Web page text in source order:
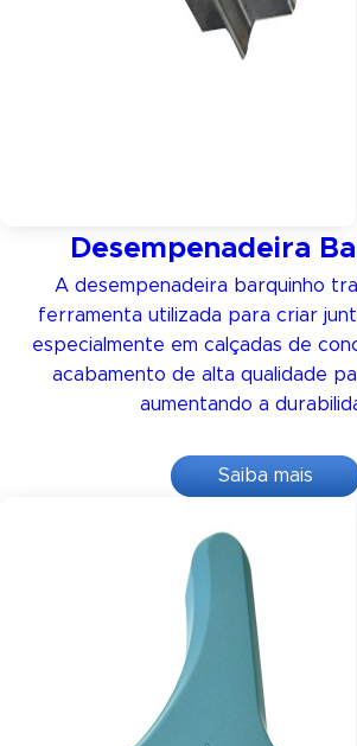
Desempenadeira
A desempenadeira barquinho
ferramenta utilizada para criar
especialmente em calçadas de
acabamento de alta qualidade
aumentando a
Saiba mais